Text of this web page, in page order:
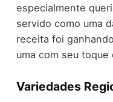
especialmente
servido como uma
receita foi
uma com seu toque
Variedades